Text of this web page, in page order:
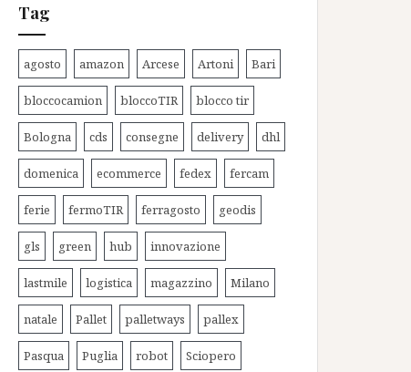
Tag
agosto amazon Arcese Artoni Bari
bloccocamion bloccoTIR blocco tir
Bologna cds consegne delivery dhl
domenica ecommerce fedex fercam
ferie fermoTIR ferragosto geodis
gls green hub innovazione
lastmile logistica magazzino Milano
natale Pallet palletways pallex
Pasqua Puglia robot Sciopero